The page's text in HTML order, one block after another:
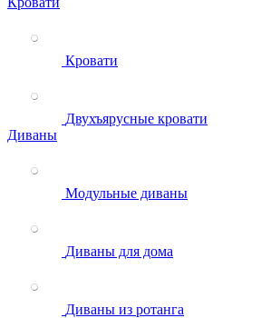
Кровати
Двухъярусные кровати
Диваны
Модульные диваны
Диваны для дома
Диваны из ротанга